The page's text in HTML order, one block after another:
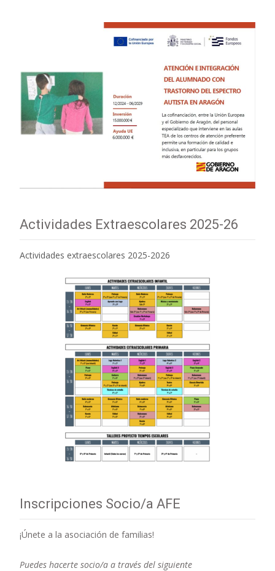
Actividades Extraescolares 2025-26
Actividades extraescolares 2025-2026
Inscripciones Socio/a AFE
¡Únete a la asociación de familias!
Puedes hacerte socio/a a través del siguiente